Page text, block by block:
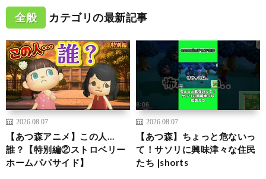
全般 カテゴリの最新記事
2026.08.07
【あつ森アニメ】この人…
誰？【特別編②ストロベリー
ホームパパサイド】
2026.08.07
【あつ森】ちょっと危ないっ
て！サソリに興味津々な住民
たち |shorts